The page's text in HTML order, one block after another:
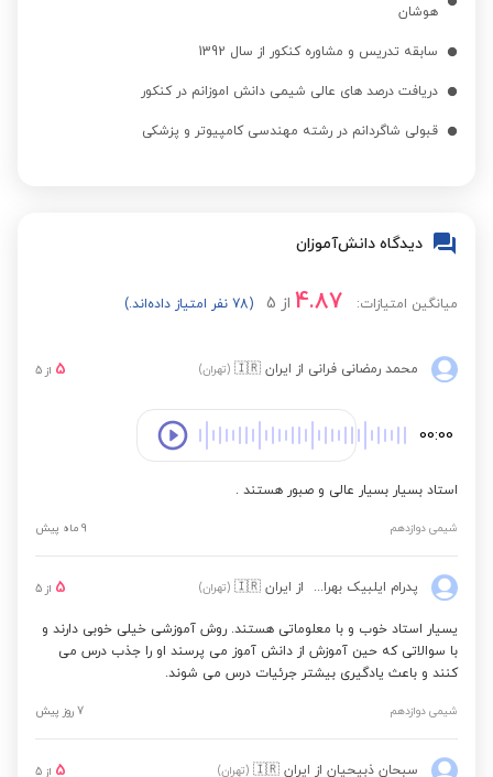
هوشان
سابقه تدریس و مشاوره کنکور از سال 1392
دریافت درصد های عالی شیمی دانش اموزانم در کنکور
قبولی شاگردانم در رشته مهندسی کامپیوتر و پزشکی
دیدگاه دانش‌آموزان
میانگین امتیازات: 4.87 از 5 (78 نفر امتیاز داده‌اند.)
محمد رمضانی فرانی از ایران 🇮🇷 (تهران) 5 از 5
00:00
استاد بسیار بسیار عالی و صبور هستند .
شیمی دوازدهم 9 ماه پیش
پدرام ایلبیک بهرام آبادی از ایران 🇮🇷 (تهران) 5 از 5
یسیار استاد خوب و با معلوماتی هستند. روش آموزشی خیلی خوبی دارند و
با سوالاتی که حین آموزش از دانش آموز می پرسند او را جذب درس می
کنند و باعث یادگیری بیشتر جرئیات درس می شوند.
شیمی دوازدهم 7 روز پیش
سبحان ذبیحیان از ایران 🇮🇷 (تهران) 5 از 5